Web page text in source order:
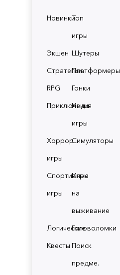
НовинкиТоп
игры
Экшен Шутеры
СтратегииПлатформеры
RPG
Гонки
Приключения
Инди
игры
Хоррор
игры
Симуляторы
Спортивные
игры
Игры
на
выживание
ЛогическиеГоловоломки
Квесты Поиск
предме.